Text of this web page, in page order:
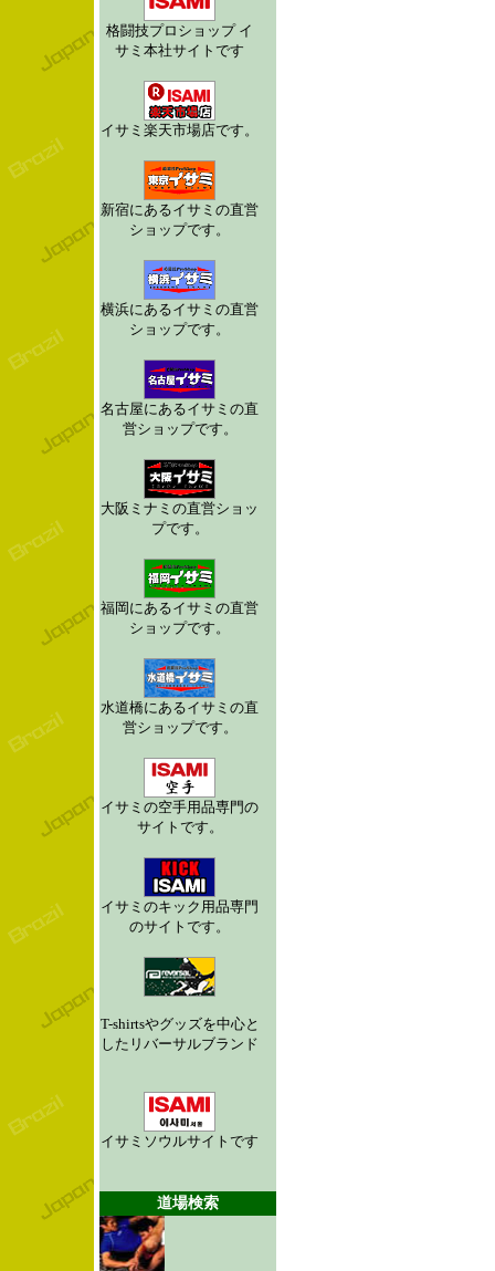
格闘技プロショップ イ
サミ本社サイトです
イサミ楽天市場店です。
新宿にあるイサミの直営
ショップです。
横浜にあるイサミの直営
ショップです。
名古屋にあるイサミの直
営ショップです。
大阪ミナミの直営ショッ
プです。
福岡にあるイサミの直営
ショップです。
水道橋にあるイサミの直
営ショップです。
イサミの空手用品専門の
サイトです。
イサミのキック用品専門
のサイトです。
T-shirtsやグッズを中心と
したリバーサルブランド
イサミソウルサイトです
道場検索